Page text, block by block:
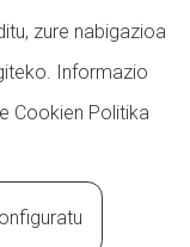
zure nabigazioa
Informazio
Cookien Politika